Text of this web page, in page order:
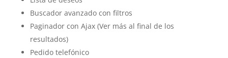
Buscador avanzado con filtros
Paginador con Ajax (Ver más al final de los
resultados)
Pedido telefónico